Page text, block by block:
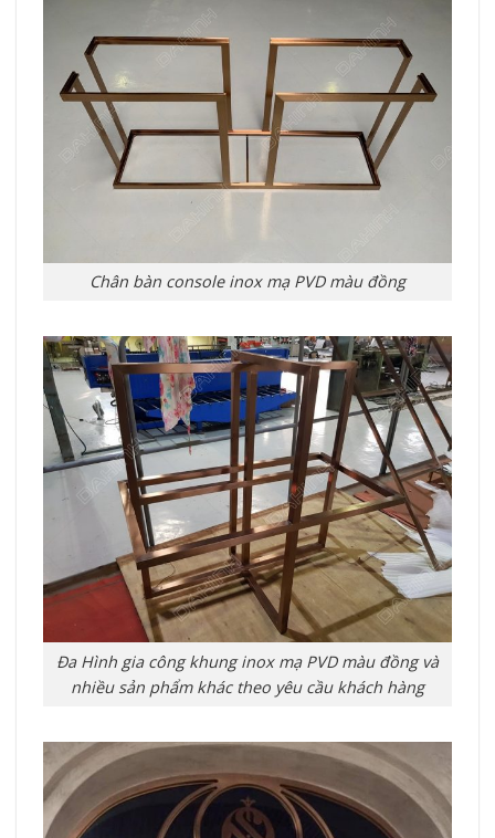
Chân bàn console inox mạ PVD màu đồng
Đa Hình gia công khung inox mạ PVD màu đồng và
nhiều sản phẩm khác theo yêu cầu khách hàng